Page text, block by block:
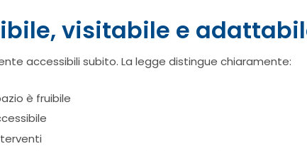
visitabile e
accessibili subito. La legge distingue chiaramente:
è fruibile